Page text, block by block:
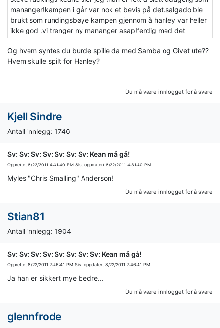
mananger!kampen i går var nok et bevis på det.salgado ble
brukt som rundingsbøye kampen gjennom å hanley var heller
ikke god .vi trenger ny mananger asap!ferdig med det
Og hvem syntes du burde spille da med Samba og Givet ute??
Hvem skulle spilt for Hanley?
Du må være innlogget for å svare
Kjell Sindre
Antall innlegg: 1746
Sv: Sv: Sv: Sv: Sv: Sv: Sv: Kean må gå!
Opprettet 8/22/2011 4:31:40 PM Sist oppdatert 8/22/2011 4:31:40 PM
Myles "Chris Smalling" Anderson!
Du må være innlogget for å svare
Stian81
Antall innlegg: 1904
Sv: Sv: Sv: Sv: Sv: Sv: Sv: Sv: Kean må gå!
Opprettet 8/22/2011 7:46:41 PM Sist oppdatert 8/22/2011 7:46:41 PM
Ja han er sikkert mye bedre...
Du må være innlogget for å svare
glennfrode